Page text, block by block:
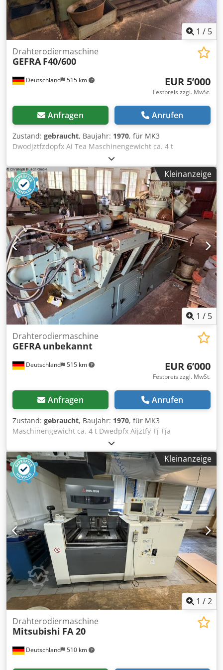
1 / 5
Deutschland 515 km
Drahterodiermaschine
GEFRA F40/600
EUR 5’000
Festpreis zzgl. MwSt.
Anfragen Anrufen
Zustand: gebraucht, Baujahr: 1970, für MK3
Dwodjztfzdopfx Ai Tea Maschinengewicht ca. 4 t
Kleinanzeige
1 / 5
Deutschland 515 km
Drahterodiermaschine
GEFRA unbekannt
EUR 6’000
Festpreis zzgl. MwSt.
Anfragen Anrufen
Zustand: gebraucht, Baujahr: 1970, für MK3
Maschinengewicht ca. 4 t Dwedpfx Aijztfy Tj Tja
Kleinanzeige
1 /2
Deutschland 510 km
Drahterodiermaschine
Mitsubishi FA 20